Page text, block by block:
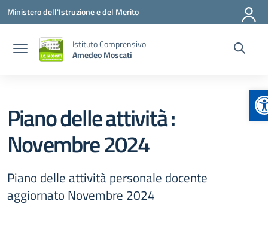
Vai ai contenuti
Vai al menu di navigazione
Vai al footer
Ministero dell'Istruzione e del Merito
Istituto Comprensivo
Amedeo Moscati
Piano delle attività :
Novembre 2024
Piano delle attività personale docente
aggiornato Novembre 2024